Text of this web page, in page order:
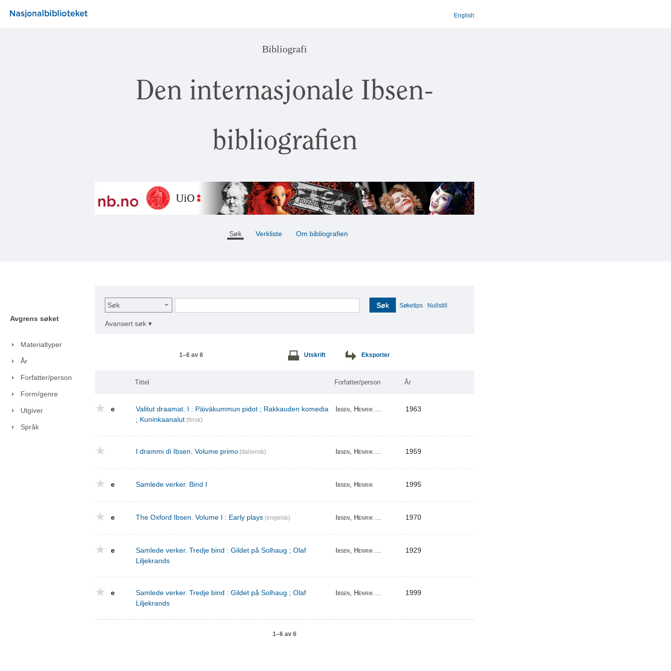
English
Bibliografi
Den internasjonale Ibsen-
bibliografien
Søk Verkliste Om bibliografien
Avgrens søket
Materialtyper
År
Forfatter/person
Form/genre
Utgiver
Språk
Søk Søk Søketips Nullstill
Avansert søk ▾
1–6 av 6 Utskrift Eksporter
Tittel Forfatter/person År
e
Valitut draamat. I : Päiväkummun pidot ; Rakkauden komedia
; Kuninkaanalut (finsk)
Ibsen, Henrik ... 1963
I drammi di Ibsen. Volume primo (italiensk) Ibsen, Henrik ... 1959
e Samlede verker. Bind I Ibsen, Henrik 1995
e The Oxford Ibsen. Volume I : Early plays (engelsk) Ibsen, Henrik ... 1970
e
Samlede verker. Tredje bind : Gildet på Solhaug ; Olaf
Liljekrands
Ibsen, Henrik ... 1929
e
Samlede verker. Tredje bind : Gildet på Solhaug ; Olaf
Liljekrands
Ibsen, Henrik ... 1999
1–6 av 6